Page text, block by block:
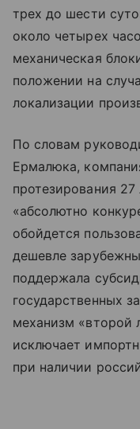
трех до шести
около четырех
механическая
положении на
локализации
По словам
Ермалюка,
протезирования
«абсолютно
обойдется
дешевле
поддержала
государственных
механизм «второй
исключает
при наличии